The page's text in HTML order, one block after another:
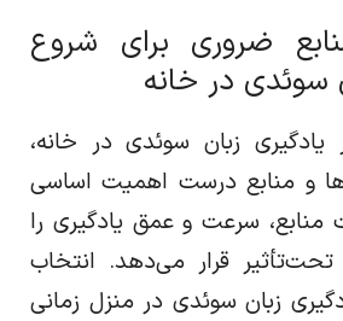
ضروری برای شروع
سوئدی در خانه
یادگیری زبان سوئدی در خانه،
و منابع درست اهمیت اساسی
منابع، سرعت و عمق یادگیری را
قرار می‌دهد. انتخاب
زبان سوئدی در منزل زمانی